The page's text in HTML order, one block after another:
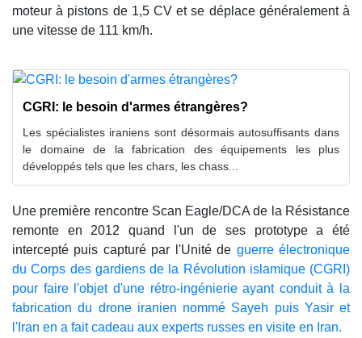
moteur à pistons de 1,5 CV et se déplace généralement à
une vitesse de 111 km/h.
CGRI: le besoin d'armes étrangères?
Les spécialistes iraniens sont désormais autosuffisants dans
le domaine de la fabrication des équipements les plus
développés tels que les chars, les chass...
Une première rencontre Scan Eagle/DCA de la Résistance
remonte en 2012 quand l'un de ses prototype a été
intercepté puis capturé par l'Unité de guerre électronique
du Corps des gardiens de la Révolution islamique (CGRI)
pour faire l'objet d'une rétro-ingénierie ayant conduit à la
fabrication du drone iranien nommé Sayeh puis Yasir et
l'Iran en a fait cadeau aux experts russes en visite en Iran.